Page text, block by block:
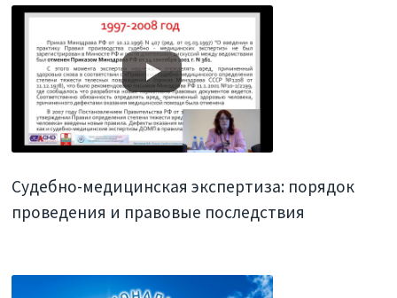
Судебно-медицинская экспертиза: порядок
проведения и правовые последствия